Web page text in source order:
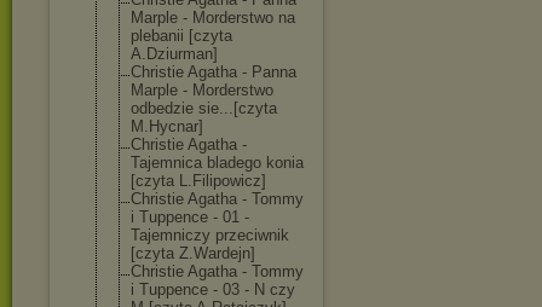
Marple - Morderstwo na
plebanii [czyta
A.Dziurman]
Christie Agatha - Panna
Marple - Morderstwo
odbedzie sie...[czyta
M.Hycnar]
Christie Agatha -
Tajemnica bladego konia
[czyta L.Filipowicz]
Christie Agatha - Tommy
i Tuppence - 01 -
Tajemniczy przeciwnik
[czyta Z.Wardejn]
Christie Agatha - Tommy
i Tuppence - 03 - N czy